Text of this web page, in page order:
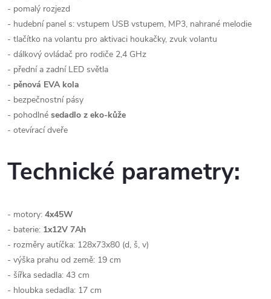
- pomalý rozjezd
- hudební panel s: vstupem USB vstupem, MP3, nahrané melodie
- tlačítko na volantu pro aktivaci houkačky, zvuk volantu
- dálkový ovládač pro rodiče 2,4 GHz
- přední a zadní LED světla
- pěnová EVA kola
- bezpečnostní pásy
- pohodlné sedadlo z eko-kůže
- otevírací dveře
Technické parametry:
- motory: 4x45W
- baterie: 1x12V 7Ah
- rozměry autíčka: 128x73x80 (d, š, v)
- výška prahu od země: 19 cm
- šířka sedadla: 43 cm
- hloubka sedadla: 17 cm